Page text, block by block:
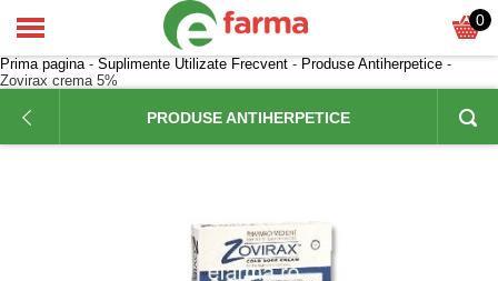
0
Prima pagina- Suplimente Utilizate Frecvent - Produse Antiherpetice -
Zovirax crema 5%
PRODUSE ANTIHERPETICE